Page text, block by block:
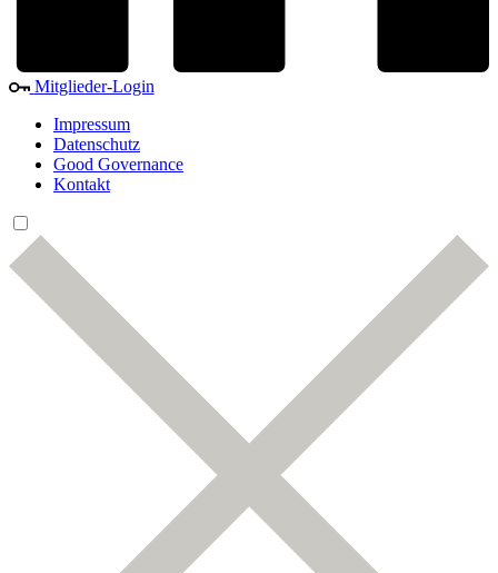
Mitglieder-Login
Impressum
Datenschutz
Good Governance
Kontakt